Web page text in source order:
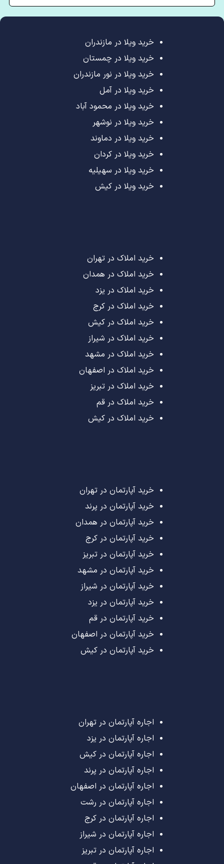
خرید ویلا در مازندران
خرید ویلا در چمستان
خرید ویلا در نور مازندران
خرید ویلا در آمل
خرید ویلا در محمود آباد
خرید ویلا در نوشهر
خرید ویلا در دماوند
خرید ویلا در کردان
خرید ویلا در سهیلیه
خرید ویلا در کیش
خرید املاک در تهران
خرید املاک در همدان
خرید املاک در یزد
خرید املاک در کرج
خرید املاک در کیش
خرید املاک در شیراز
خرید املاک در مشهد
خرید املاک در اصفهان
خرید املاک در تبریز
خرید املاک در قم
خرید املاک در کیش
خرید آپارتمان در تهران
خرید آپارتمان در پرند
خرید آپارتمان در همدان
خرید آپارتمان در کرج
خرید آپارتمان در تبریز
خرید آپارتمان در مشهد
خرید آپارتمان در شیراز
خرید آپارتمان در یزد
خرید آپارتمان در قم
خرید آپارتمان در اصفهان
خرید آپارتمان در کیش
اجاره آپارتمان در تهران
اجاره آپارتمان در یزد
اجاره آپارتمان در کیش
اجاره آپارتمان در پرند
اجاره آپارتمان در اصفهان
اجاره آپارتمان در رشت
اجاره آپارتمان در کرج
اجاره آپارتمان در شیراز
اجاره آپارتمان در تبریز